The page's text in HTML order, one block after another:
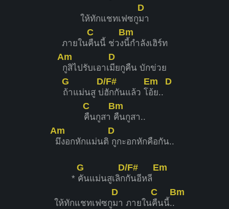
ให้ทักแชทเฟซกู
D
มา
ภายใน
C
คืนนี้ ช่วง
Bm
นี้กำลังเฮิร์ท
Am
กูสิไปรับเอาเ
D
มียกูคืน บักข่วย
G
ถ้าแม่นสู บ่
D/F#
ฮักกันแล้ว โ
Em
อ้ย..
D
C
คืนกูสา
Bm
คืนกูสา..
Am
มึงอกหักแม่นติ
D
กูกะอกหักคือกัน..
*
G
คันแม่นสูเลิก
D/F#
กันอีหลี
Em
ให้ทักแชทเฟซกู
D
มา ภายใน
C
คืนนี้..
Bm